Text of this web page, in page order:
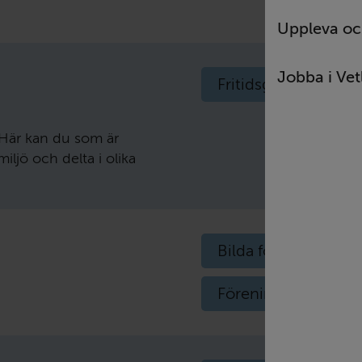
Uppleva
Jobba i
kan du som är
och delta i olika
Fritidsgården i
Bilda förening
Föreningsregister